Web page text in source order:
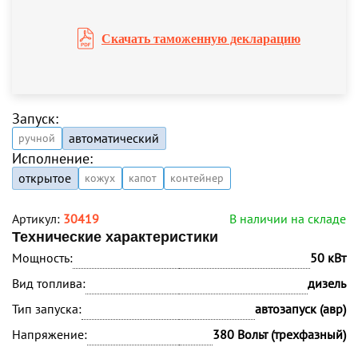
Скачать таможенную декларацию
Запуск:
ручной автоматический
Исполнение:
открытое кожух капот контейнер
Артикул: 30419
В наличии на складе
Технические характеристики
Мощность:
50 кВт
Вид топлива:
дизель
Тип запуска:
автозапуск (авр)
Напряжение:
380 Вольт (трехфазный)